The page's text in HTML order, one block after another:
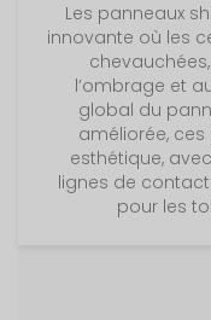
Les panneaux
innovante où les
l’ombrage et
global du
améliorée,
esthétique,
lignes de
pour les